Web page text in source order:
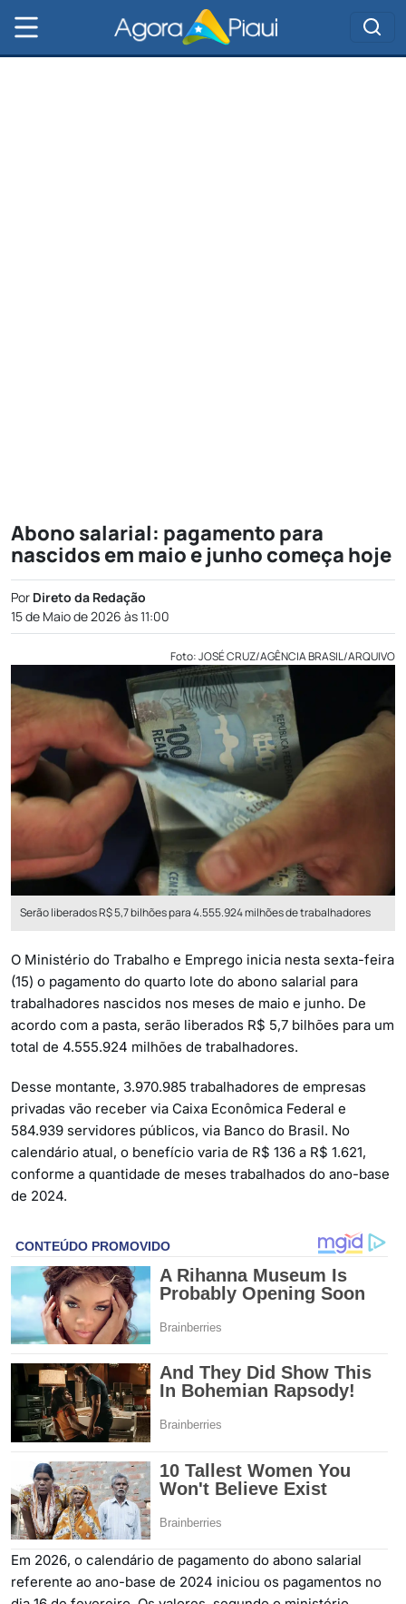
Abono salarial: pagamento para
nascidos em maio e junho começa hoje
Por Direto da Redação
15 de Maio de 2026 às 11:00
Foto: JOSÉ CRUZ/AGÊNCIA BRASIL/ARQUIVO
Serão liberados R$ 5,7 bilhões para 4.555.924 milhões de trabalhadores
O Ministério do Trabalho e Emprego inicia nesta sexta-feira
(15) o pagamento do quarto lote do abono salarial para
trabalhadores nascidos nos meses de maio e junho. De
acordo com a pasta, serão liberados R$ 5,7 bilhões para um
total de 4.555.924 milhões de trabalhadores.
Desse montante, 3.970.985 trabalhadores de empresas
privadas vão receber via Caixa Econômica Federal e
584.939 servidores públicos, via Banco do Brasil. No
calendário atual, o benefício varia de R$ 136 a R$ 1.621,
conforme a quantidade de meses trabalhados do ano-base
de 2024.
Em 2026, o calendário de pagamento do abono salarial
referente ao ano-base de 2024 iniciou os pagamentos no